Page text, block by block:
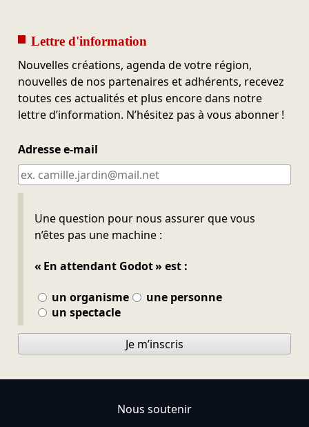
Lettre d'information
Nouvelles créations, agenda de votre région,
nouvelles de nos partenaires et adhérents, recevez
toutes ces actualités et plus encore dans notre
lettre d’information. N’hésitez pas à vous abonner !
Adresse e-mail
Une question pour nous assurer que vous
n’êtes pas une machine :
« En attendant Godot » est :
un organisme
une personne
un spectacle
Ne pas remplir
Je m’inscris
Nous soutenir